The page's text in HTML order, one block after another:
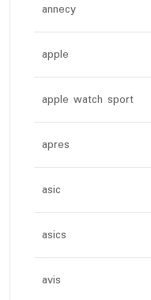
annecy
apple
apple watch sport
apres
asic
asics
avis